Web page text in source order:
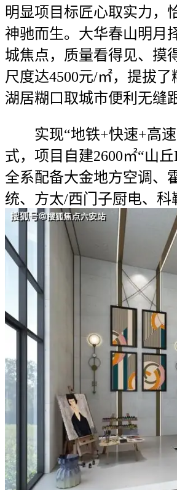
明显项目标匠心取实力，
神驰而生。大华春山明月
城焦点，质量看得见、摸
尺度达4500元/㎡，提拔了
湖居糊口取城市便利无缝
实现“地铁+快速+高速
式，项目自建2600㎡“山丘
全系配备大金地方空调、
统、方太/西门子厨电、科